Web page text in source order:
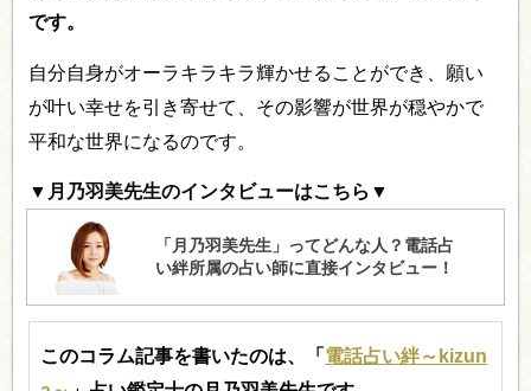
です。
自分自身がオーラキラキラ輝かせることができ、願い
が叶い幸せを引き寄せて、その影響が世界が穏やかで
平和な世界になるのです。
▼月乃羽美先生のインタビューはこちら▼
このコラム記事を書いたのは、「 電話占い絆～kizun